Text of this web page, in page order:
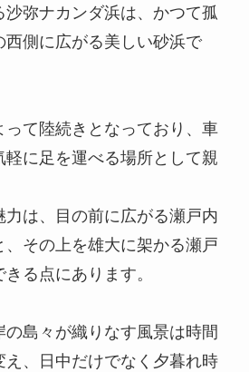
弥ナカンダ浜は、かつて孤
側に広がる美しい砂浜で
て陸続きとなっており、車
に足を運べる場所として親
力は、目の前に広がる瀬戸内
その上を雄大に架かる瀬戸
る点にあります。
島々が織りなす風景は時間
、日中だけでなく夕暮れ時